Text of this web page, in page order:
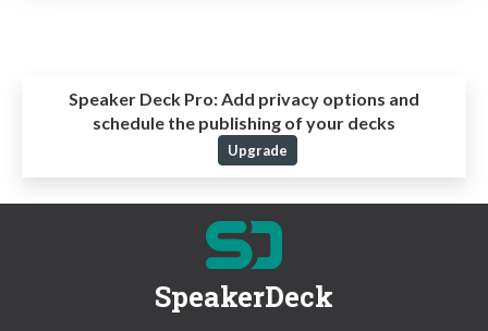
Speaker Deck Pro:Add privacy options and
schedule the publishing of your decks
Upgrade
SpeakerDeck